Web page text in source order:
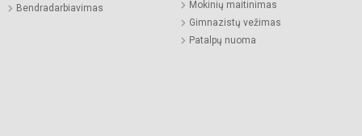
Bendradarbiavimas
Mokinių maitinimas
Gimnazistų vežimas
Patalpų nuoma